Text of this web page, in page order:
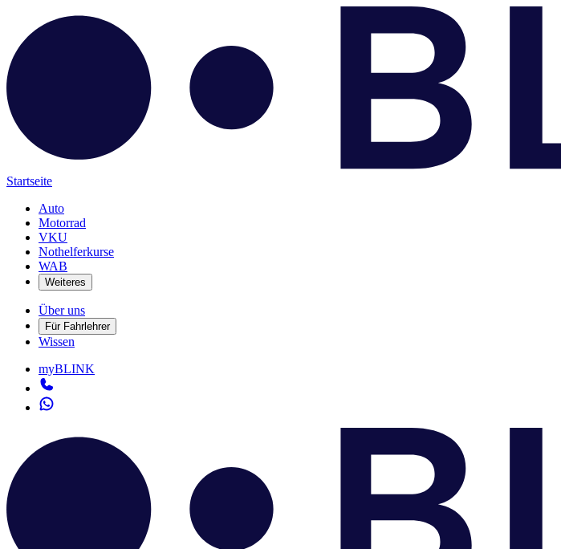
Startseite
Auto
Motorrad
VKU
Nothelferkurse
WAB
Weiteres
Über uns
Für Fahrlehrer
Wissen
myBLINK